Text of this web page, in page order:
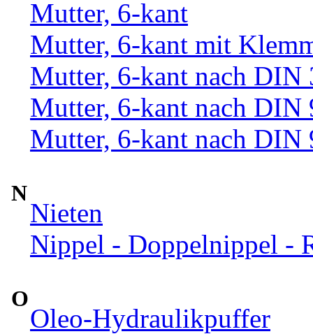
Mutter, 6-kant
Mutter, 6-kant mit
Mutter, 6-kant nach DIN
Mutter, 6-kant nach DIN
Mutter, 6-kant nach DIN
N
Nieten
Nippel - Doppelnippel -
O
Oleo-Hydraulikpuffer